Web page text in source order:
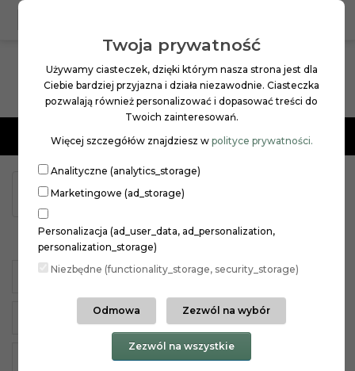
Twoja prywatność
Używamy ciasteczek, dzięki którym nasza strona jest dla
Ciebie bardziej przyjazna i działa niezawodnie. Ciasteczka
pozwalają również personalizować i dopasować treści do
Twoich zainteresowań.
Więcej szczegółów znajdziesz w polityce prywatności.
Analityczne (analytics_storage)
Marketingowe (ad_storage)
Personalizacja (ad_user_data, ad_personalization,
personalization_storage)
Niezbędne (functionality_storage, security_storage)
Odmowa Zezwól na wybór
Zezwól na wszystkie
Menu
PIELĘGNACJA CODZIENNA
CIAŁO
BALSAMY BRĄZUJĄCE DEZODORANTY
MYDŁA PEELING
ŻELE POD PRYSZNIC